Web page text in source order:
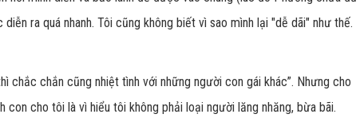
ra quá nhanh. Tôi cũng không biết vì sao mình lại "dễ dãi" như thế.
chắc chắn cũng nhiệt tình với những người con gái khác”. Nhưng cho
con cho tôi là vì hiểu tôi không phải loại người lăng nhăng, bừa bãi.